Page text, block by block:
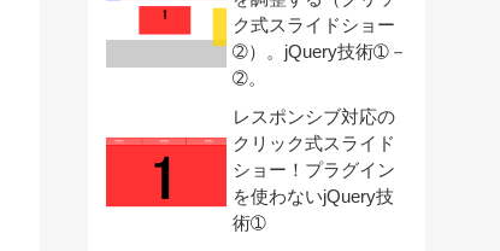
ク式スライドショー
➁）。jQuery技術➀－
➁。
レスポンシブ対応の
クリック式スライド
ショー！プラグイン
を使わないjQuery技
術➀